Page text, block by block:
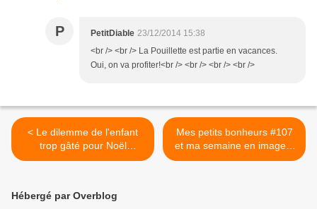
P PetitDiable 23/12/2014 15:38
<br /> <br /> La Pouillette est partie en vacances.
Oui, on va profiter!<br /> <br /> <br /> <br />
< Le dilemme de l'enfant
trop gâté pour Noël
(BadMother #53)
Mes petits bonheurs #107
et ma semaine en images.
>
Hébergé par Overblog